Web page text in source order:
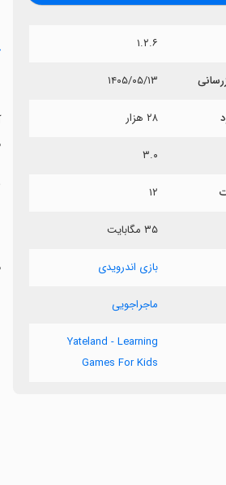
۱.۲.۶
۱۴۰۵/۰۵/۱۳
۲۸ هزار
۳.۰
۱۲
۳۵ مگابایت
بازی اندرویدی
ماجراجویی
Yateland - Learning
Games For Kids